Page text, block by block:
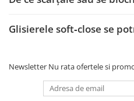
Glisierele soft‑close se
Newsletter Nu rata ofertele si